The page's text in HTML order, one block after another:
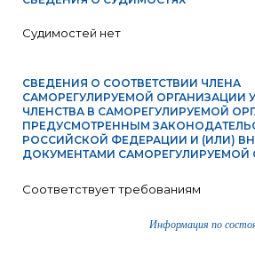
Судимостей нет
СВЕДЕНИЯ О СООТВЕТСТВИИ ЧЛЕНА
САМОРЕГУЛИРУЕМОЙ ОРГАНИЗАЦИИ
ЧЛЕНСТВА В САМОРЕГУЛИРУЕМОЙ
ПРЕДУСМОТРЕННЫМ
РОССИЙСКОЙ ФЕДЕРАЦИИ И (ИЛИ)
ДОКУМЕНТАМИ САМОРЕГУЛИРУЕМОЙ
Соответствует требованиям
Информация по